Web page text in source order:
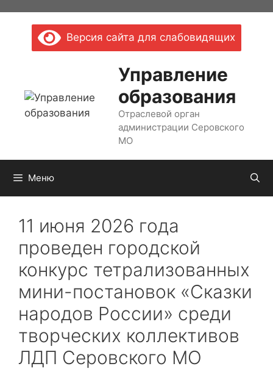
содержимомуВерсия сайта для слабовидящих
Управление
образования
Отраслевой орган
администрации Серовского
МО
Меню
11 июня 2026 года
проведен городской
конкурс тетрализованных
мини-постановок «Сказки
народов России» среди
творческих коллективов
ЛДП Серовского МО